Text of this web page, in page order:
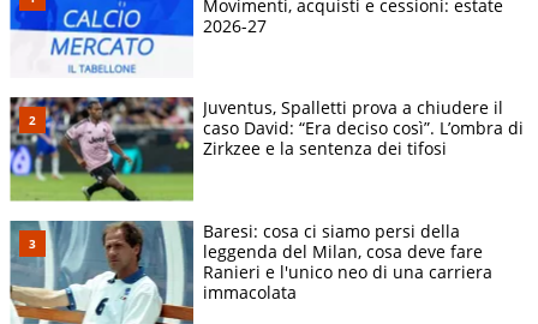
Movimenti, acquisti e cessioni: estate
2026-27
Juventus, Spalletti prova a chiudere il
caso David: “Era deciso così”. L’ombra di
Zirkzee e la sentenza dei tifosi
Baresi: cosa ci siamo persi della
leggenda del Milan, cosa deve fare
Ranieri e l'unico neo di una carriera
immacolata